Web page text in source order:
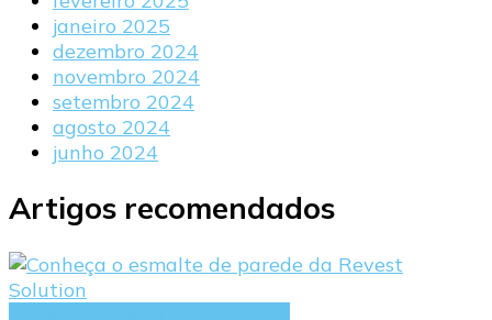
janeiro 2025
dezembro 2024
novembro 2024
setembro 2024
agosto 2024
junho 2024
Artigos recomendados